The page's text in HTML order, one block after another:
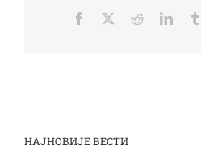
Facebook
TwitterReddit
НАЈНОВИЈЕ ВЕСТИ